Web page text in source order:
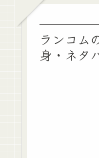
ランコム
身・ネタ